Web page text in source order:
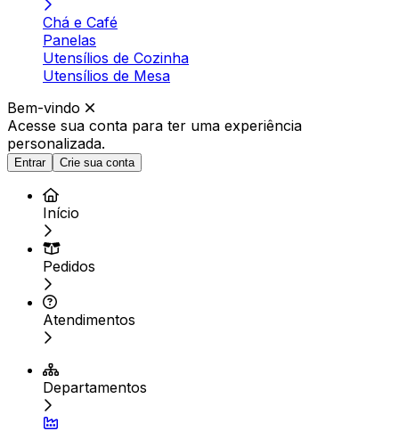
Chá e Café
Panelas
Utensílios de Cozinha
Utensílios de Mesa
Bem-vindo
Acesse sua conta para ter uma experiência
personalizada.
Entrar Crie sua conta
Início
Pedidos
Atendimentos
Departamentos